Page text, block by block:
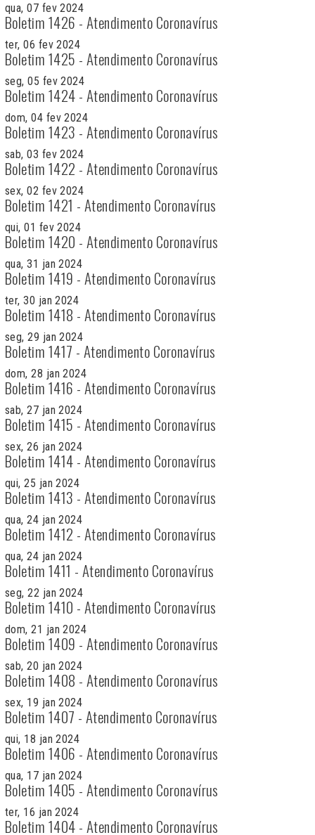
qua, 07 fev 2024
Boletim 1426 - Atendimento Coronavírus
ter, 06 fev 2024
Boletim 1425 - Atendimento Coronavírus
seg, 05 fev 2024
Boletim 1424 - Atendimento Coronavírus
dom, 04 fev 2024
Boletim 1423 - Atendimento Coronavírus
sab, 03 fev 2024
Boletim 1422 - Atendimento Coronavírus
sex, 02 fev 2024
Boletim 1421 - Atendimento Coronavírus
qui, 01 fev 2024
Boletim 1420 - Atendimento Coronavírus
qua, 31 jan 2024
Boletim 1419 - Atendimento Coronavírus
ter, 30 jan 2024
Boletim 1418 - Atendimento Coronavírus
seg, 29 jan 2024
Boletim 1417 - Atendimento Coronavírus
dom, 28 jan 2024
Boletim 1416 - Atendimento Coronavírus
sab, 27 jan 2024
Boletim 1415 - Atendimento Coronavírus
sex, 26 jan 2024
Boletim 1414 - Atendimento Coronavírus
qui, 25 jan 2024
Boletim 1413 - Atendimento Coronavírus
qua, 24 jan 2024
Boletim 1412 - Atendimento Coronavírus
qua, 24 jan 2024
Boletim 1411 - Atendimento Coronavírus
seg, 22 jan 2024
Boletim 1410 - Atendimento Coronavírus
dom, 21 jan 2024
Boletim 1409 - Atendimento Coronavírus
sab, 20 jan 2024
Boletim 1408 - Atendimento Coronavírus
sex, 19 jan 2024
Boletim 1407 - Atendimento Coronavírus
qui, 18 jan 2024
Boletim 1406 - Atendimento Coronavírus
qua, 17 jan 2024
Boletim 1405 - Atendimento Coronavírus
ter, 16 jan 2024
Boletim 1404 - Atendimento Coronavírus